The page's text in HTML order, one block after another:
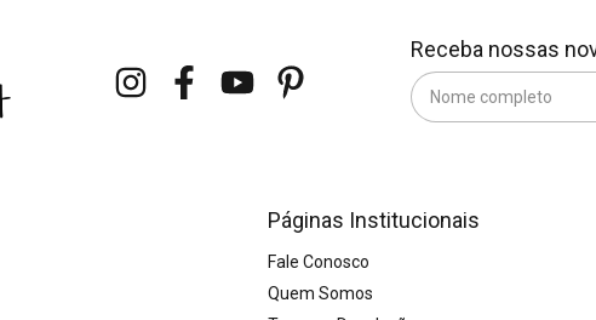
Receba nossas
Páginas Institucionais
Fale Conosco
Quem Somos